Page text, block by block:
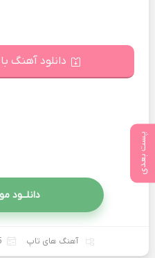
پست بعدی
دانلود آهنگ
دانلــود
آهنگ های تاپ